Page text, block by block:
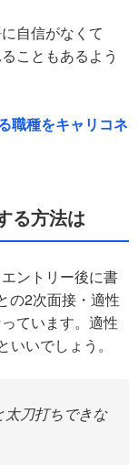
自信がなくて
こともあるよう
職種をキャリコネ
る方法は
ントリー後に書
の2次面接・適性
ています。適性
いでしょう。
刀打ちできな